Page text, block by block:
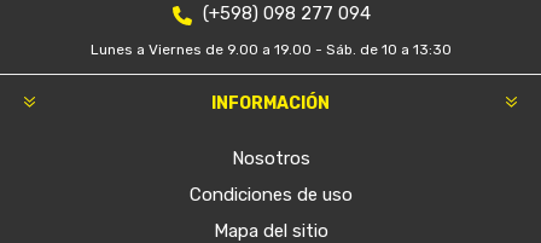
(+598) 098 277 094
Lunes a Viernes de 9.00 a 19.00 - Sáb. de 10 a 13:30
INFORMACIÓN
Nosotros
Condiciones de uso
Mapa del sitio